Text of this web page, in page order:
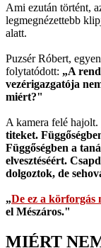
Ami ezután történt,
legmegnézettebb
alatt.
Puzsér Róbert,
folytatódott: „A
vezérigazgatója
miért?"
A kamera felé hajolt.
titeket.
Függőségben a
elvesztéséért.
dolgoztok, de
„De ez a körforgás
el Mészáros."
MIÉRT